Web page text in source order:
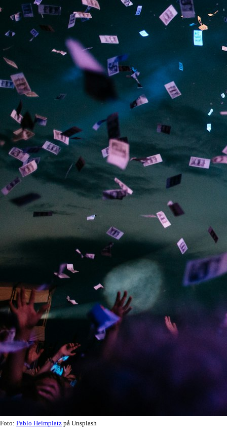
Foto: Pablo Heimplatz på Unsplash